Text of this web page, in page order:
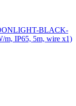
BLACK-
m, IP65, 5m, wire x1)